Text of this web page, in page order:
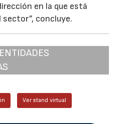
en la que está
concluye.
Ver stand virtual